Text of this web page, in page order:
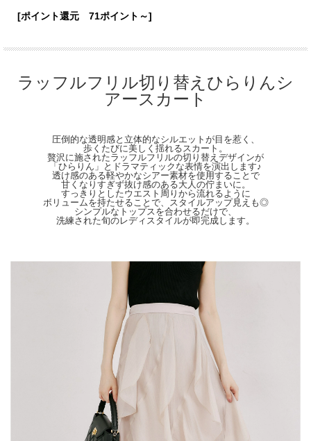
表地：ポリエステル100％
裏地：ポリエステル100％
総丈：85cm
※ウエスト後ろゴム仕様
【Attention】サイズは平置きサイズとなりますので測り方により誤差が出る場合が
ございます。 色合いはモニター環境により若干の誤差が出ます。 ライティングや
天候によりモデル画像と物撮り画像のカラーに違いある場合、物撮り画像の方が実
際のカラーに近い状態で撮影されておりますので、そちらを参考にしてくださいま
[ポイント還元 71ポイント～]
ラッフルフリル切り替えひらりんシ
アースカート
圧倒的な透明感と立体的なシルエットが目を惹く、
歩くたびに美しく揺れるスカート。
贅沢に施されたラッフルフリルの切り替えデザインが
「ひらりん」とドラマティックな表情を演出します♪
透け感のある軽やかなシアー素材を使用することで
甘くなりすぎず抜け感のある大人の佇まいに。
すっきりとしたウエスト周りから流れるように
ボリュームを持たせることで、スタイルアップ見えも◎
シンプルなトップスを合わせるだけで、
洗練された旬のレディスタイルが即完成します。